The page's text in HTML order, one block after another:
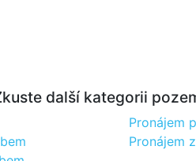
další kategorii
Pronájem
Pronájem